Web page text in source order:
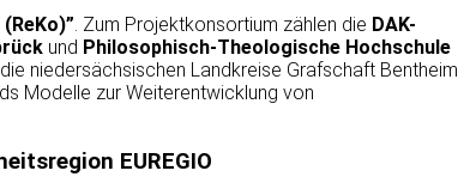
. Zum Projektkonsortium zählen die DAK-
und Philosophisch-Theologische Hochschule
niedersächsischen Landkreise Grafschaft Bentheim
Modelle zur Weiterentwicklung von
EUREGIO